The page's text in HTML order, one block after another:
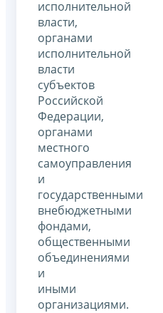
исполнительной
власти,
органами
исполнительной
власти
субъектов
Российской
Федерации,
органами
местного
самоуправления
и
государственными
внебюджетными
фондами,
общественными
объединениями
и
иными
организациями.